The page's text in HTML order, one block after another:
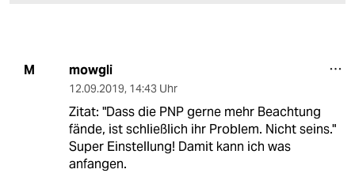
M mowgli
12.09.2019, 14:43 Uhr
Zitat: "Dass die PNP gerne mehr Beachtung
fände, ist schließlich ihr Problem. Nicht seins."
Super Einstellung! Damit kann ich was
anfangen.